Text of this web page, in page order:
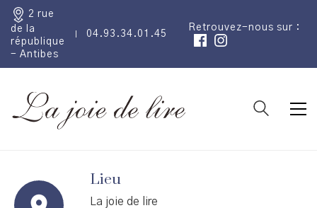
2 rue
de la
république
- Antibes
04.93.34.01.45
Retrouvez-nous sur :
Lieu
La joie de lire